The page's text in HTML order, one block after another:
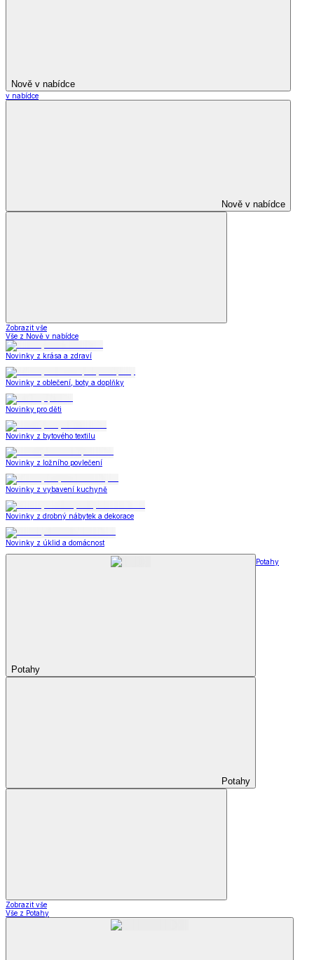
Nově v nabídce
v nabídce
Nově v nabídce
Zobrazit vše
Vše z Nově v nabídce
Novinky z krása a zdraví
Novinky z oblečení, boty a doplňky
Novinky pro děti
Novinky z bytového textilu
Novinky z ložního povlečení
Novinky z vybavení kuchyně
Novinky z drobný nábytek a dekorace
Novinky z úklid a domácnost
Potahy
Potahy
Potahy
Zobrazit vše
Vše z Potahy